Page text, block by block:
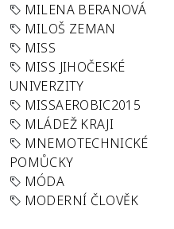
MILENA BERANOVÁ
MILOŠ ZEMAN
MISS
MISS JIHOČESKÉ
UNIVERZITY
MISSAEROBIC2015
MLÁDEŽ KRAJI
MNEMOTECHNICKÉ
POMŮCKY
MÓDA
MODERNÍ ČLOVĚK